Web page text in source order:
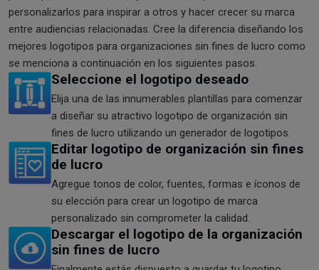
personalizarlos para inspirar a otros y hacer crecer su marca
entre audiencias relacionadas. Cree la diferencia diseñando los
mejores logotipos para organizaciones sin fines de lucro como
se menciona a continuación en los siguientes pasos.
Seleccione el logotipo deseado
Elija una de las innumerables plantillas para comenzar
a diseñar su atractivo logotipo de organización sin
fines de lucro utilizando un generador de logotipos.
Editar logotipo de organización sin fines
de lucro
Agregue tonos de color, fuentes, formas e íconos de
su elección para crear un logotipo de marca
personalizado sin comprometer la calidad.
Descargar el logotipo de la organización
sin fines de lucro